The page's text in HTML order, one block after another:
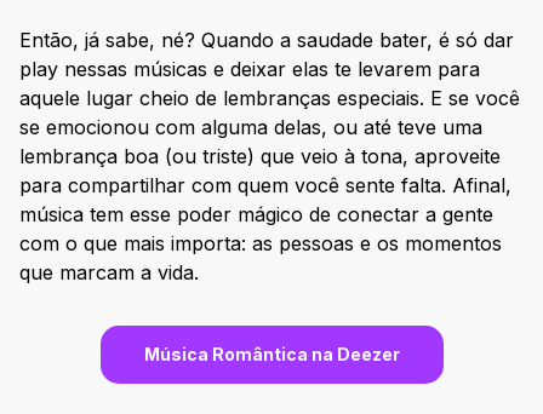
Então, já sabe, né? Quando a saudade bater, é só dar
play nessas músicas e deixar elas te levarem para
aquele lugar cheio de lembranças especiais. E se você
se emocionou com alguma delas, ou até teve uma
lembrança boa (ou triste) que veio à tona, aproveite
para compartilhar com quem você sente falta. Afinal,
música tem esse poder mágico de conectar a gente
com o que mais importa: as pessoas e os momentos
que marcam a vida.
Música Romântica na Deezer